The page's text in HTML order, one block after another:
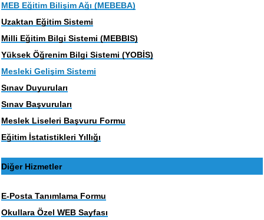
MEB Eğitim Bilişim Ağı (MEBEBA)
Uzaktan Eğitim Sistemi
Milli Eğitim Bilgi Sistemi (MEBBIS)
Yüksek Öğrenim Bilgi Sistemi (YOBİS)
Mesleki Gelişim Sistemi
Sınav Duyuruları
Sınav Başvuruları
Meslek Liseleri Başvuru Formu
Eğitim İstatistikleri Yıllığı
Diğer Hizmetler
E-Posta Tanımlama Formu
Okullara Özel WEB Sayfası